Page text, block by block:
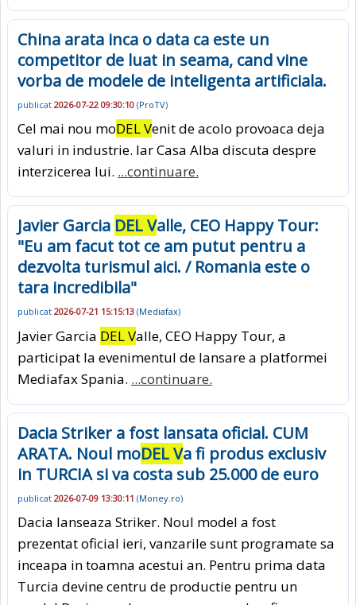
China arata inca o data ca este un
competitor de luat in seama, cand vine
vorba de modele de inteligenta artificiala.
publicat 2026-07-22 09:30:10 (ProTV)
Cel mai nou moDEL Venit de acolo provoaca deja
valuri in industrie. Iar Casa Alba discuta despre
interzicerea lui. ...continuare.
Javier Garcia DEL Valle, CEO Happy Tour:
"Eu am facut tot ce am putut pentru a
dezvolta turismul aici. / Romania este o
tara incredibila"
publicat 2026-07-21 15:15:13 (Mediafax)
Javier Garcia DEL Valle, CEO Happy Tour, a
participat la evenimentul de lansare a platformei
Mediafax Spania. ...continuare.
Dacia Striker a fost lansata oficial. CUM
ARATA. Noul moDEL Va fi produs exclusiv
in TURCIA si va costa sub 25.000 de euro
publicat 2026-07-09 13:30:11 (Money.ro)
Dacia lanseaza Striker. Noul model a fost
prezentat oficial ieri, vanzarile sunt programate sa
inceapa in toamna acestui an. Pentru prima data
Turcia devine centru de productie pentru un